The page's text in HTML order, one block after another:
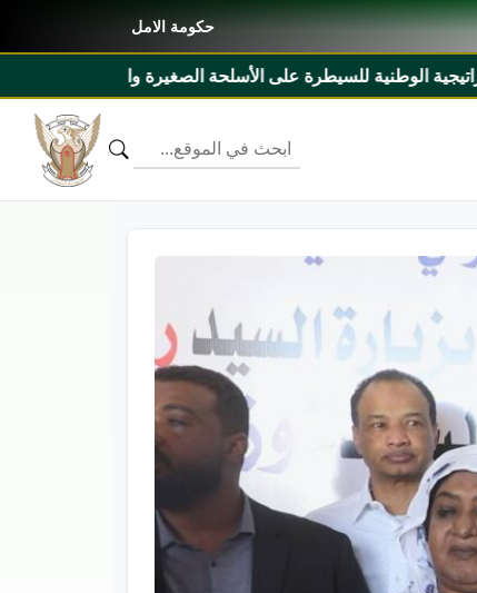
حكومة الامل
والخفيفة ٢٠٢٧م _ ٢٠٣١م ومذكرة تفاهم بين السودان وليبيريا